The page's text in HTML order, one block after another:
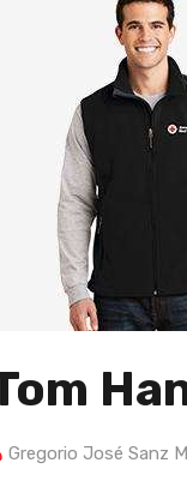
Gregorio José Sanz